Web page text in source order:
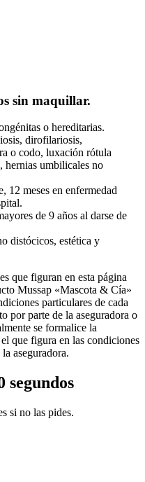
sin maquillar.
o hereditarias.
dirofilariosis,
o codo, luxación rótula
hernias umbilicales no
12 meses en enfermedad
de 9 años al darse de
distócicos, estética y
que figuran en esta página
Mussap «Mascota & Cía»
particulares de cada
por parte de la aseguradora o
se formalice la
que figura en las condiciones
aseguradora.
segundos
si no las pides.